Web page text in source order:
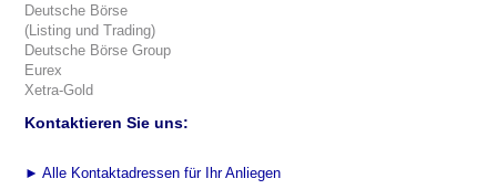
Deutsche Börse
(Listing und Trading)
Deutsche Börse Group
Eurex
Xetra-Gold
Kontaktieren Sie uns:
► Alle Kontaktadressen für Ihr Anliegen